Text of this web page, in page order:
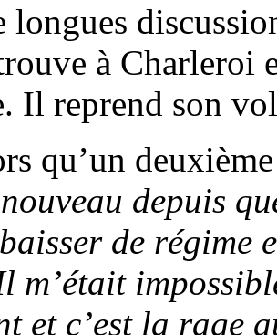
longues
à Charleroi
. Il reprend son
qu’un
depuis
de régime
m’était
et c’est la rage